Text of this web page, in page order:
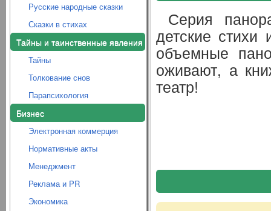
Русские народные сказки
Сказки в стихах
Тайны и таинственные явления
Тайны
Толкование снов
Парапсихология
Бизнес
Электронная коммерция
Нормативные акты
Менеджмент
Реклама и PR
Экономика
Серия
детские стихи
объемные
оживают, а
театр!